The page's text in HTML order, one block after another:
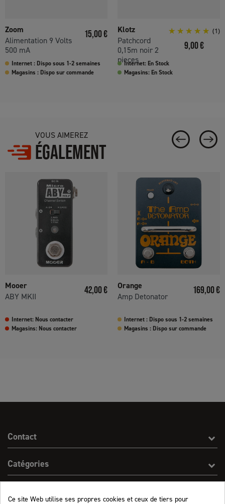
Zoom
Alimentation 9 Volts
500 mA
Prix
15,00 €
Internet : Dispo sous 1-2 semaines
Magasins : Dispo sur commande
Klotz
Patchcord
0,15m noir 2
pieces
(1)
Prix
9,00 €
Internet: En Stock
Magasins: En Stock
VOUS AIMEREZ
ÉGALEMENT
Mooer
ABY MKII
Prix
42,00 €
Internet: Nous contacter
Magasins: Nous contacter
Orange
Amp Detonator
Prix
169,00 €
Internet : Dispo sous 1-2 semaines
Magasins : Dispo sur commande
Contact
Catégories
Ce site Web utilise ses propres cookies et ceux de tiers pour